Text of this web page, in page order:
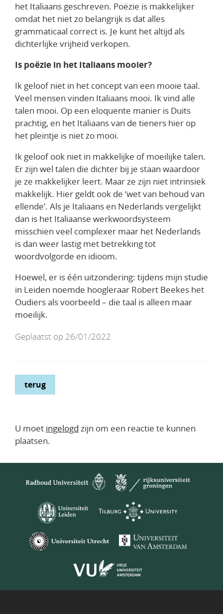
het Italiaans geschreven. Poëzie is makkelijker
omdat het niet zo belangrijk is dat alles
grammaticaal correct is. Je kunt het altijd als
dichterlijke vrijheid verkopen.
Is poëzie in het Italiaans mooier?
Ik geloof niet in het concept van een mooie taal.
Veel mensen vinden Italiaans mooi. Ik vind alle
talen mooi. Op een eloquente manier is Duits
prachtig, en het Italiaans van de tieners hier op
het pleintje is niet zo mooi.
Ik geloof ook niet in makkelijke of moeilijke talen.
Er zijn wel talen die dichter bij je staan waardoor
je ze makkelijker leert. Maar ze zijn niet intrinsiek
makkelijk. Hier geldt ook de ‘wet van behoud van
ellende’. Als je Italiaans en Nederlands vergelijkt
dan is het Italiaanse werkwoordsysteem
misschien veel complexer maar het Nederlands
is dan weer lastig met betrekking tot
woordvolgorde en idioom.
Hoewel, er is één uitzondering: tijdens mijn studie
in Leiden noemde hoogleraar Robert Beekes het
Oudiers als voorbeeld – die taal is alleen maar
moeilijk.
Geplaatst op 26/01/2022
terug
U moet ingelogd zijn om een reactie te kunnen
plaatsen.